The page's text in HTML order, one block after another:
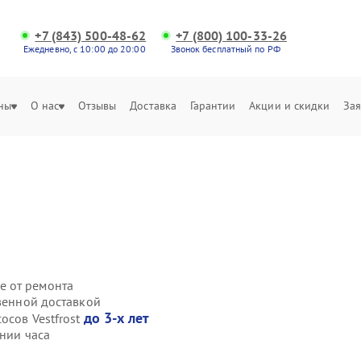
+7 (843) 500-48-62
Ежедневно, с 10:00 до 20:00
+7 (800) 100-33-26
Звонок бесплатный по РФ
О нас Отзывы Доставка Гарантии Акции и скидки
от ремонта
доставкой
Vestfrost до 3-х лет
часа